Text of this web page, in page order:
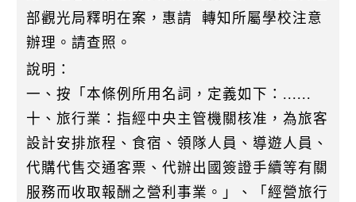
部觀光局釋明在案，惠請 轉知所屬學校注意
辦理。請查照。
說明：
一、按「本條例所用名詞，定義如下：......
十、旅行業：指經中央主管機關核准，為旅客
設計安排旅程、食宿、領隊人員、導遊人員、
代購代售交通客票、代辦出國簽證手續等有關
服務而收取報酬之營利事業。」、「經營旅行